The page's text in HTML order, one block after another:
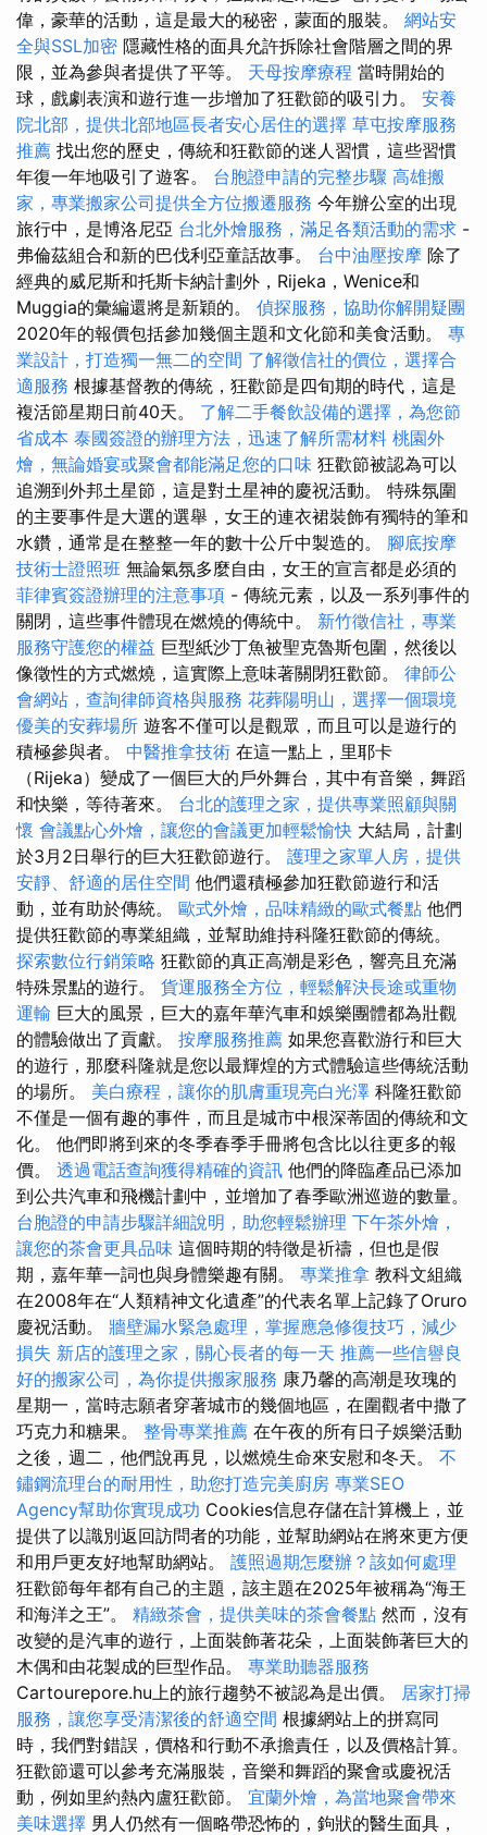
偉，豪華的活動，這是最大的秘密，蒙面的服裝。 網站安
全與SSL加密 隱藏性格的面具允許拆除社會階層之間的界
限，並為參與者提供了平等。 天母按摩療程 當時開始的
球，戲劇表演和遊行進一步增加了狂歡節的吸引力。 安養
院北部，提供北部地區長者安心居住的選擇 草屯按摩服務
推薦 找出您的歷史，傳統和狂歡節的迷人習慣，這些習慣
年復一年地吸引了遊客。 台胞證申請的完整步驟 高雄搬
家，專業搬家公司提供全方位搬遷服務 今年辦公室的出現
旅行中，是博洛尼亞 台北外燴服務，滿足各類活動的需求 -
弗倫茲組合和新的巴伐利亞童話故事。 台中油壓按摩 除了
經典的威尼斯和托斯卡納計劃外，Rijeka，Wenice和
Muggia的彙編還將是新穎的。 偵探服務，協助你解開疑團
2020年的報價包括參加幾個主題和文化節和美食活動。 專
業設計，打造獨一無二的空間 了解徵信社的價位，選擇合
適服務 根據基督教的傳統，狂歡節是四旬期的時代，這是
複活節星期日前40天。 了解二手餐飲設備的選擇，為您節
省成本 泰國簽證的辦理方法，迅速了解所需材料 桃園外
燴，無論婚宴或聚會都能滿足您的口味 狂歡節被認為可以
追溯到外邦土星節，這是對土星神的慶祝活動。 特殊氛圍
的主要事件是大選的選舉，女王的連衣裙裝飾有獨特的筆和
水鑽，通常是在整整一年的數十公斤中製造的。 腳底按摩
技術士證照班 無論氣氛多麼自由，女王的宣言都是必須的
菲律賓簽證辦理的注意事項 - 傳統元素，以及一系列事件的
關閉，這些事件體現在燃燒的傳統中。 新竹徵信社，專業
服務守護您的權益 巨型紙沙丁魚被聖克魯斯包圍，然後以
像徵性的方式燃燒，這實際上意味著關閉狂歡節。 律師公
會網站，查詢律師資格與服務 花葬陽明山，選擇一個環境
優美的安葬場所 遊客不僅可以是觀眾，而且可以是遊行的
積極參與者。 中醫推拿技術 在這一點上，里耶卡
（Rijeka）變成了一個巨大的戶外舞台，其中有音樂，舞蹈
和快樂，等待著來。 台北的護理之家，提供專業照顧與關
懷 會議點心外燴，讓您的會議更加輕鬆愉快 大結局，計劃
於3月2日舉行的巨大狂歡節遊行。 護理之家單人房，提供
安靜、舒適的居住空間 他們還積極參加狂歡節遊行和活
動，並有助於傳統。 歐式外燴，品味精緻的歐式餐點 他們
提供狂歡節的專業組織，並幫助維持科隆狂歡節的傳統。
探索數位行銷策略 狂歡節的真正高潮是彩色，響亮且充滿
特殊景點的遊行。 貨運服務全方位，輕鬆解決長途或重物
運輸 巨大的風景，巨大的嘉年華汽車和娛樂團體都為壯觀
的體驗做出了貢獻。 按摩服務推薦 如果您喜歡游行和巨大
的遊行，那麼科隆就是您以最輝煌的方式體驗這些傳統活動
的場所。 美白療程，讓你的肌膚重現亮白光澤 科隆狂歡節
不僅是一個有趣的事件，而且是城市中根深蒂固的傳統和文
化。 他們即將到來的冬季春季手冊將包含比以往更多的報
價。 透過電話查詢獲得精確的資訊 他們的降臨產品已添加
到公共汽車和飛機計劃中，並增加了春季歐洲巡遊的數量。
台胞證的申請步驟詳細說明，助您輕鬆辦理 下午茶外燴，
讓您的茶會更具品味 這個時期的特徵是祈禱，但也是假
期，嘉年華一詞也與身體樂趣有關。 專業推拿 教科文組織
在2008年在“人類精神文化遺產”的代表名單上記錄了Oruro
慶祝活動。 牆壁漏水緊急處理，掌握應急修復技巧，減少
損失 新店的護理之家，關心長者的每一天 推薦一些信譽良
好的搬家公司，為你提供搬家服務 康乃馨的高潮是玫瑰的
星期一，當時志願者穿著城市的幾個地區，在圍觀者中撒了
巧克力和糖果。 整骨專業推薦 在午夜的所有日子娛樂活動
之後，週二，他們說再見，以燃燒生命來安慰和冬天。 不
鏽鋼流理台的耐用性，助您打造完美廚房 專業SEO
Agency幫助你實現成功 Cookies信息存儲在計算機上，並
提供了以識別返回訪問者的功能，並幫助網站在將來更方便
和用戶更友好地幫助網站。 護照過期怎麼辦？該如何處理
狂歡節每年都有自己的主題，該主題在2025年被稱為“海王
和海洋之王”。 精緻茶會，提供美味的茶會餐點 然而，沒有
改變的是汽車的遊行，上面裝飾著花朵，上面裝飾著巨大的
木偶和由花製成的巨型作品。 專業助聽器服務
Cartourepore.hu上的旅行趨勢不被認為是出價。 居家打掃
服務，讓您享受清潔後的舒適空間 根據網站上的拼寫同
時，我們對錯誤，價格和行動不承擔責任，以及價格計算。
狂歡節還可以參考充滿服裝，音樂和舞蹈的聚會或慶祝活
動，例如里約熱內盧狂歡節。 宜蘭外燴，為當地聚會帶來
美味選擇 男人仍然有一個略帶恐怖的，鉤狀的醫生面具，